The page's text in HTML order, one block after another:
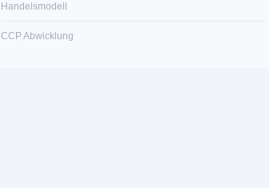
Handelsmodell
CCP Abwicklung